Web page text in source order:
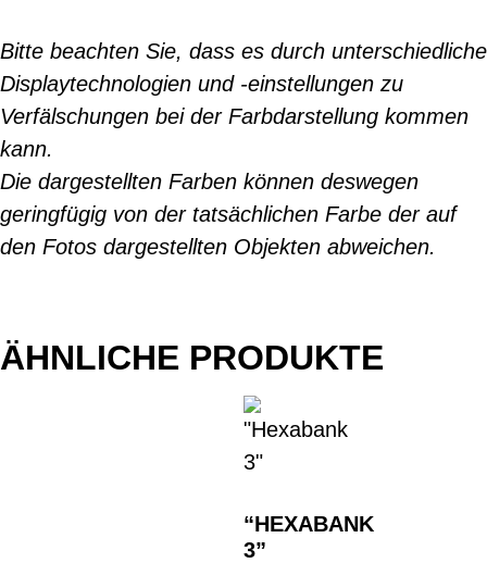
Bitte beachten Sie, dass es durch unterschiedliche
Displaytechnologien und -einstellungen zu
Verfälschungen bei der Farbdarstellung kommen
kann.
Die dargestellten Farben können deswegen
geringfügig von der tatsächlichen Farbe der auf
den Fotos dargestellten Objekten abweichen.
ÄHNLICHE PRODUKTE
“HEXABANK
3”